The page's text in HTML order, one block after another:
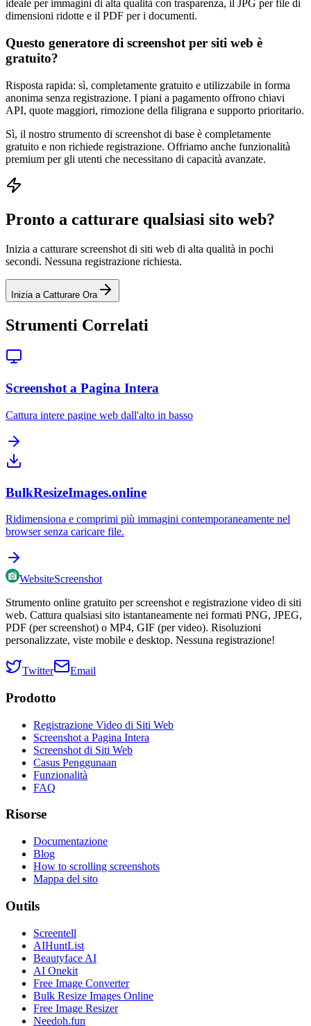
ideale per immagini di alta qualità con trasparenza, il JPG per file di
dimensioni ridotte e il PDF per i documenti.
Questo generatore di screenshot per siti web è
gratuito?
Risposta rapida: sì, completamente gratuito e utilizzabile in forma
anonima senza registrazione. I piani a pagamento offrono chiavi
API, quote maggiori, rimozione della filigrana e supporto prioritario.
Sì, il nostro strumento di screenshot di base è completamente
gratuito e non richiede registrazione. Offriamo anche funzionalità
premium per gli utenti che necessitano di capacità avanzate.
Pronto a catturare qualsiasi sito web?
Inizia a catturare screenshot di siti web di alta qualità in pochi
secondi. Nessuna registrazione richiesta.
Inizia a Catturare Ora
Strumenti Correlati
Screenshot a Pagina Intera
Cattura intere pagine web dall'alto in basso
BulkResizeImages.online
Ridimensiona e comprimi più immagini contemporaneamente nel
browser senza caricare file.
WebsiteScreenshot
Strumento online gratuito per screenshot e registrazione video di siti
web. Cattura qualsiasi sito istantaneamente nei formati PNG, JPEG,
PDF (per screenshot) o MP4, GIF (per video). Risoluzioni
personalizzate, viste mobile e desktop. Nessuna registrazione!
Twitter Email
Prodotto
Registrazione Video di Siti Web
Screenshot a Pagina Intera
Screenshot di Siti Web
Casus Penggunaan
Funzionalità
FAQ
Risorse
Documentazione
Blog
How to scrolling screenshots
Mappa del sito
Outils
Screentell
AIHuntList
Beautyface AI
AI Onekit
Free Image Converter
Bulk Resize Images Online
Free Image Resizer
Needoh.fun